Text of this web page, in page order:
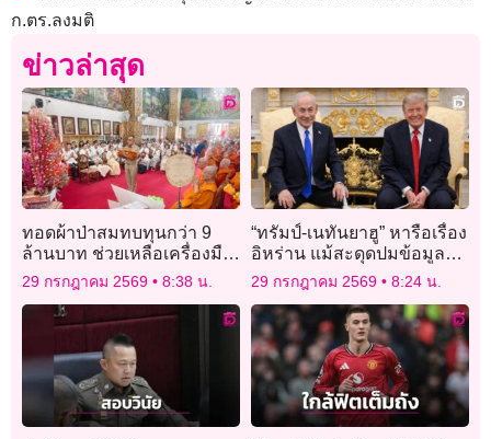
ก.ตร.ลงมติ
ข่าวล่าสุด
ทอดผ้าป่าสมทบทุนกว่า 9
ล้านบาท ช่วยเหลือเครื่องมือ
แพทย์ ‘โรงพยาบาลลำพูน’
29 กรกฎาคม 2569 8:38 น.
“ทรัมป์-เนทันยาฮู” หารือเรื่อง
อิหร่าน แม้สะดุดปมข้อมูล
หลุดก่อนพบกัน
29 กรกฎาคม 2569 8:24 น.